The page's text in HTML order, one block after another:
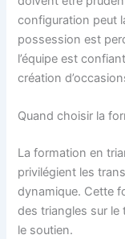
configuration peut
possession est
l’équipe est
création
Quand choisir la
La formation en
privilégient les
dynamique. Cette
des triangles sur le
le soutien.